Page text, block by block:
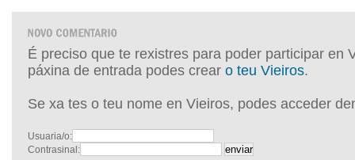
É preciso que te rexistres para poder participar en
páxina de entrada podes crear o teu Vieiros.
Se xa tes o teu nome en Vieiros, podes acceder
Usuaria/o:
Contrasinal: